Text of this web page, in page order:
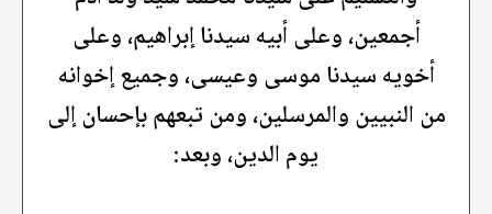
أجمعين، وعلى أبيه سيدنا إبراهيم، وعلى
أخويه سيدنا موسى وعيسى، وجميع إخوانه
من النبيين والمرسلين، ومن تبعهم بإحسان إلى
يوم الدين، وبعد: